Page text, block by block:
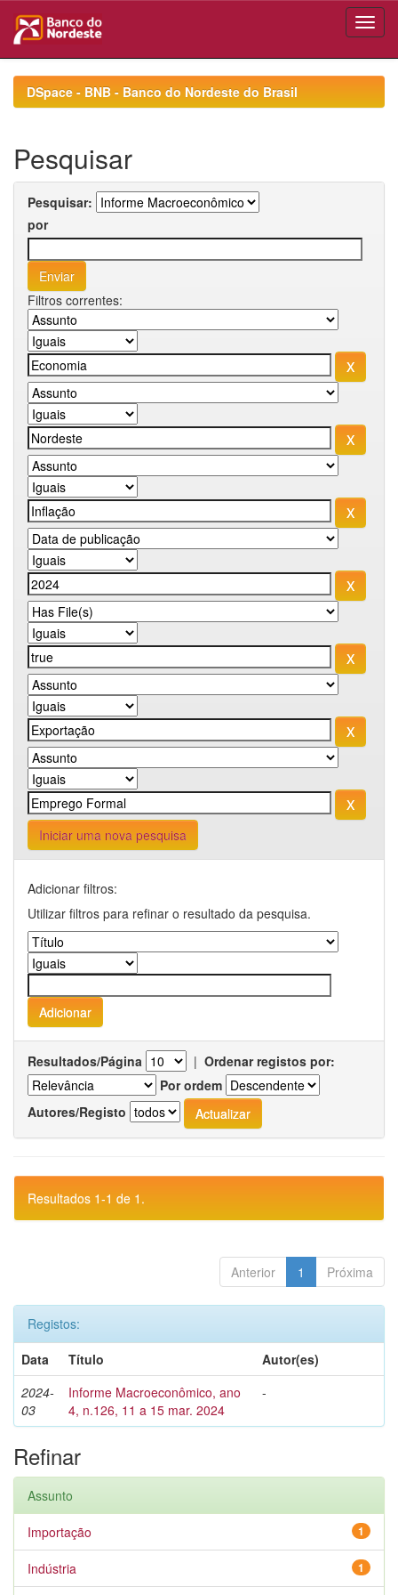
navigationDSpace - BNB - Banco do Nordeste do Brasil
Pesquisar
Pesquisar:
por
Filtros correntes:
Iniciar uma nova pesquisa
Adicionar filtros:
Utilizar filtros para refinar o resultado da pesquisa.
Resultados/Página | Ordenar registos por:
Por ordem
Autores/Registo
Resultados 1-1 de 1.
Anterior 1 Próxima
Registos:
Data
Título
Autor(es)
2024-
03
Informe Macroeconômico, ano
4, n.126, 11 a 15 mar. 2024
-
Refinar
Assunto
1
Importação
1
Indústria